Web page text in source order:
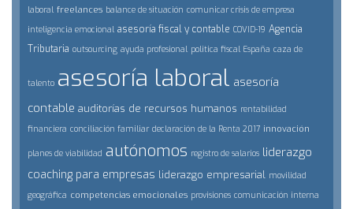
laboral freelances balance de situación comunicar crisis de empresa
inteligencia emocional asesoría fiscal y contable COVID-19 Agencia
Tributaria outsourcing ayuda profesional politica fiscal España caza de
talento asesoría laboral asesoría
contable auditorías de recursos humanos rentabilidad
financiera conciliación familiar declaración de la Renta 2017 innovación
planes de viabilidad autónomos registro de salarios liderazgo
coaching para empresas liderazgo empresarial movilidad
geográfica competencias emocionales provisiones comunicación interna